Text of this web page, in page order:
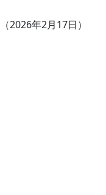
（2026年2月17日）